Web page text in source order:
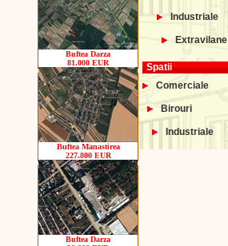
Buftea Darza
81.000 EUR
Buftea Manastirea
227.800 EUR
Buftea Darza
Industriale
Extravilane
Spatii
Comerciale
Birouri
Industriale